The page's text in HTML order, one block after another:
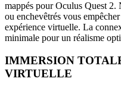
mappés pour Oculus Quest 2.
ou enchevêtrés vous
expérience virtuelle. La
minimale pour un réalisme
IMMERSION
VIRTUELLE